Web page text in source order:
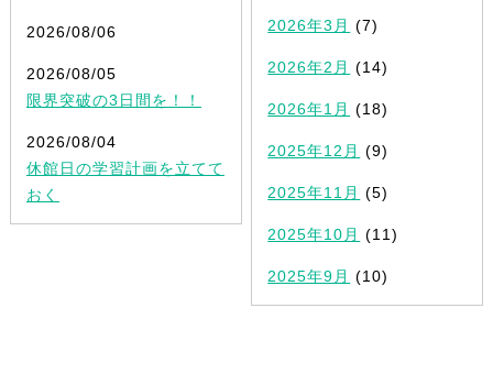
2026/08/06
2026/08/05
限界突破の3日間を！！
2026/08/04
休館日の学習計画を立てて
おく
2026年3月 (7)
2026年2月 (14)
2026年1月 (18)
2025年12月 (9)
2025年11月 (5)
2025年10月 (11)
2025年9月 (10)